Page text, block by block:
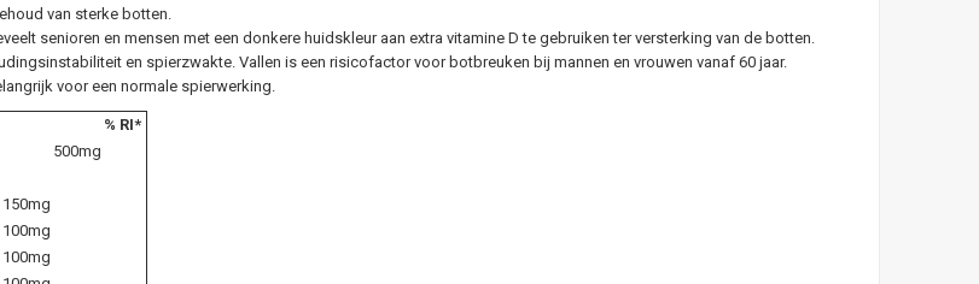
van sterke botten.
senioren en mensen met een donkere huidskleur aan extra vitamine D te gebruiken ter versterking van de botten.
en spierzwakte. Vallen is een risicofactor voor botbreuken bij mannen en vrouwen vanaf 60 jaar.
voor een normale spierwerking.
% RI*
500mg
150mg
100mg
100mg